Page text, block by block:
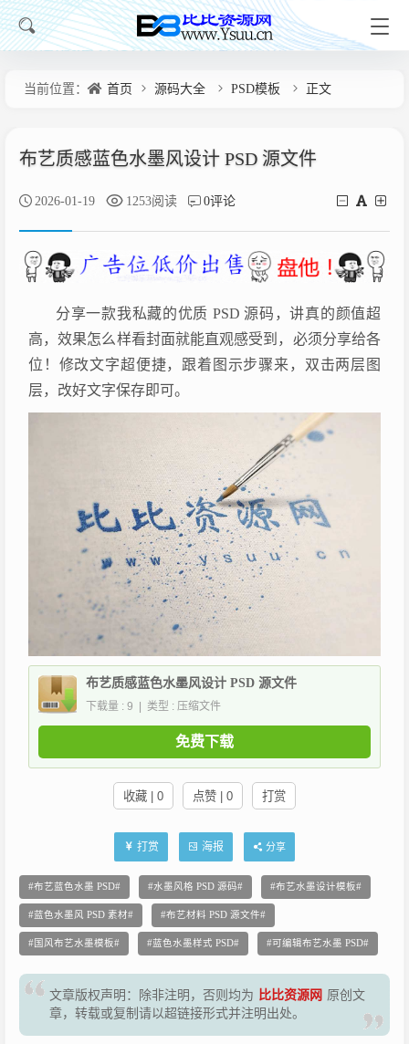
当前位置： 首页 源码大全 PSD模板 正文
布艺质感蓝色水墨风设计 PSD 源文件
2026-01-19 1253阅读 0评论
分享一款我私藏的优质 PSD 源码，讲真的颜值超
高，效果怎么样看封面就能直观感受到，必须分享给各
位！修改文字超便捷，跟着图示步骤来，双击两层图
层，改好文字保存即可。
布艺质感蓝色水墨风设计 PSD 源文件
下载量 : 9 | 类型 : 压缩文件
免费下载
收藏 | 0 点赞 | 0 打赏
打赏 海报 分享
布艺蓝色水墨 PSD 水墨风格 PSD 源码 布艺水墨设计模板
蓝色水墨风 PSD 素材 布艺材料 PSD 源文件
国风布艺水墨模板 蓝色水墨样式 PSD 可编辑布艺水墨 PSD
文章版权声明：除非注明，否则均为 比比资源网 原创文
章，转载或复制请以超链接形式并注明出处。